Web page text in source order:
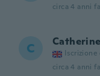
circa 4 anni fa
C Catherine
Iscrizione
circa 4 anni fa